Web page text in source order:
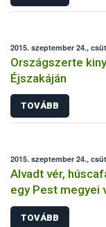
2015. szeptember 24.,
Országszerte
Éjszakáján
TOVÁBB
2015. szeptember 24.,
Alvadt vér,
egy Pest megyei
TOVÁBB